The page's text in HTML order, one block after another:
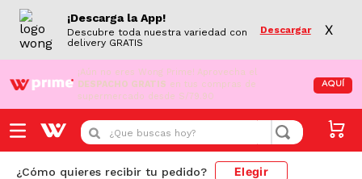
¡Descarga la App!
Descubre toda nuestra variedad con
delivery GRATIS
Descargar X
¡Aún no eres Wong Prime! Aprovecha el
DESPACHO GRATIS en tus compras de
supermercado desde S/79.90
AQUÍ
¿Que buscas hoy?
¿Cómo quieres recibir tu pedido? Elegir